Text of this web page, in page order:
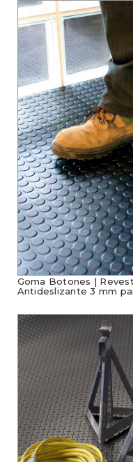
Goma Botones |
Antideslizante 3 mm